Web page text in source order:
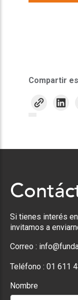
Compartir
Si tienes interés
invitamos a
Correo :
Teléfono : 01 611
Nombre